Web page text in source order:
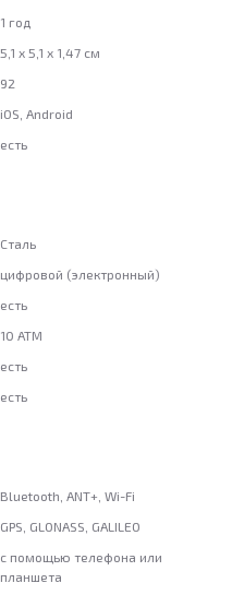
1 год
5,1 x 5,1 x 1,47 см
92
iOS, Android
есть
Сталь
цифровой (электронный)
есть
10 ATM
есть
есть
Bluetooth, ANT+, Wi-Fi
GPS, GLONASS, GALILEO
с помощью телефона или
планшета